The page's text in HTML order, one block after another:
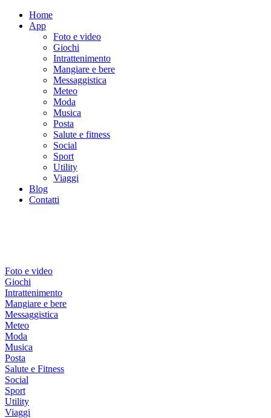
Home
App
Foto e video
Giochi
Intrattenimento
Mangiare e bere
Messaggistica
Meteo
Moda
Musica
Posta
Salute e fitness
Social
Sport
Utility
Viaggi
Blog
Contatti
Foto e video
Giochi
Intrattenimento
Mangiare e bere
Messaggistica
Meteo
Moda
Musica
Posta
Salute e Fitness
Social
Sport
Utility
Viaggi